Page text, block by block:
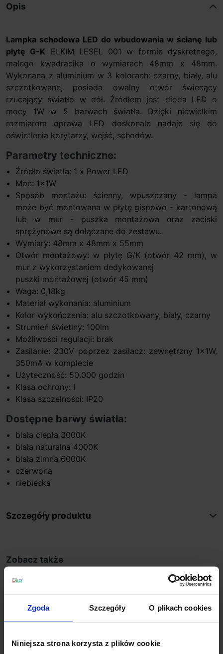
Zgoda Szczegóły O plikach cookies
Niniejsza strona korzysta z plików cookie
Opis
Lampka schodowa LED do wbudowania w ścianę lub
płytę G-K ELKIM LESEL 001 w formie dyskretnego,
małego kwadracika o wymiarach 48mm x 48mm.
Wykonana z aluminium w 3 kolorach: czarny, biały, alu
szczotkowane, posiada owalny otwór świecący
rzucający światło w dół. Źródłem jest dioda LED o
mocy 1W w 5 barwach światła. Dzięki niewielkim
rozmiarom oprawa LED doskonale nadaje się do
oświetlenia korytarzy, wejść, schodów.
Parametry techniczne:
Źródło światła: 1 x Power LED
Moc: 1x1W
Sposób montażu: ścienny, wpuszczany - lampa
może być montowana w płytę gispowo - kartonową
lub w mur - puszka montażowa oraz zaciski
sprężynowe są dołączane do zestawu.
Wymiary: 48mm x 48mm x 55mm
Otwór montażowy: w płytę G/K (otwór 42 mm), w
mur z wykorzystaniem dedykowanej
puszki montażowej (otwór 45 mm)
Waga: 0,18kg
Materiał wykonania: aluminium
Kolor wykończenia: alu szczotkowany, biały, czarny
Strumień świetlny: 100lm
Możliwości regulacji: brak
Zasilanie: 230V poprzez zasilacz: zewnętrzny 1x1W,
350mA w komplecie
Użyteczność: 50.000 godzin
Klasa ochrony: I
Klasa szczelności: IP20
Dostępne barwy światła:
biała ciepła 3000K
biała naturalna 4000K
biała zimna 6000K
czerwona
niebieska
Szczegóły produktu
Zobacz także
Wyprzedaż!